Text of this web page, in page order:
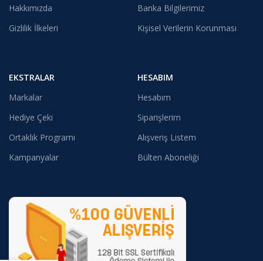
Hakkımızda
Gizlilik İlkeleri
Banka Bilgilerimiz
Kişisel Verilerin Korunması
EKSTRALAR
Markalar
Hediye Çeki
Ortaklık Programı
Kampanyalar
HESABIM
Hesabım
Siparişlerim
Alışveriş Listem
Bülten Aboneliği